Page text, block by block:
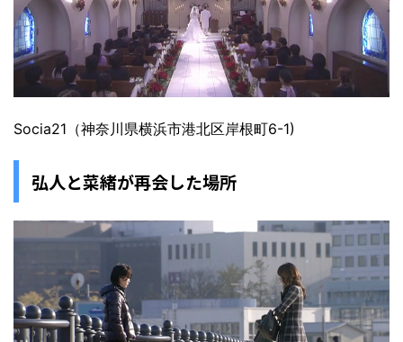
Socia21（神奈川県横浜市港北区岸根町6-1)
弘人と菜緒が再会した場所